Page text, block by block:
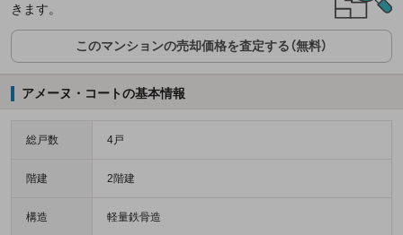
きます。
このマンションの売却価格を査定する（無料）
アメーヌ・コートの基本情報
総戸数 4戸
階建 2階建
構造 軽量鉄骨造